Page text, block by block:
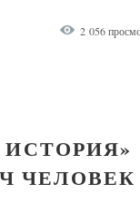
2 056
ЧЕЛОВЕК